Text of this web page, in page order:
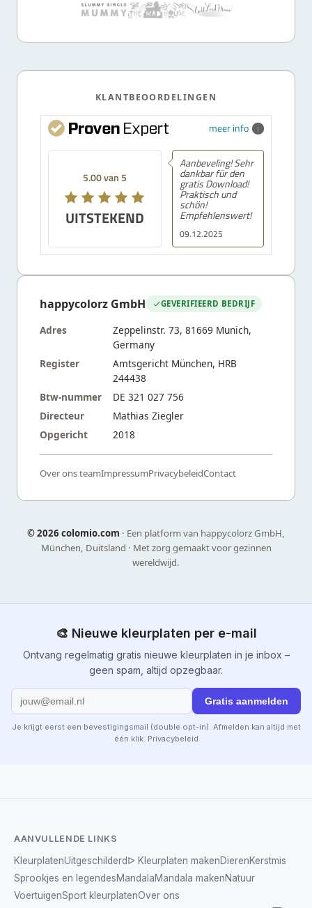
KLANTBEOORDELINGEN
meer info
5.00 van 5
UITSTEKEND
09.12.2025
Aanbeveling! Sehr
dankbar für den
gratis Download!
Praktisch und
schön!
Empfehlenswert!
happycolorz GmbH GEVERIFIEERD BEDRIJF
Adres
Zeppelinstr. 73, 81669 Munich,
Germany
Register
Amtsgericht München, HRB
244438
Btw-nummer
DE 321 027 756
Directeur
Mathias Ziegler
Opgericht
2018
Over ons teamImpressumPrivacybeleidContact
©2026 colomio.com · Een platform van happycolorz GmbH,
München, Duitsland · Met zorg gemaakt voor gezinnen
wereldwijd.
🎨 Nieuwe kleurplaten per e-mail
Ontvang regelmatig gratis nieuwe kleurplaten in je inbox –
geen spam, altijd opzegbaar.
Gratis aanmelden
Je krijgt eerst een bevestigingsmail (double opt-in). Afmelden kan altijd met
één klik. Privacybeleid
AANVULLENDE LINKS
KleurplatenUitgeschilderdᐅ Kleurplaten makenDierenKerstmis
Sprookjes en legendesMandalaMandala makenNatuur
VoertuigenSport kleurplatenOver ons